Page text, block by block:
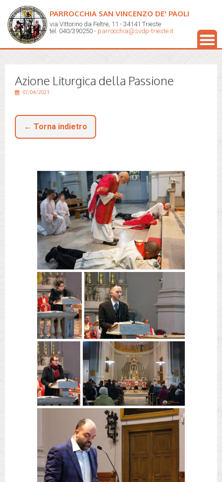
PARROCCHIA SAN VINCENZO DE' PAOLI
via Vittorino da Feltre, 11 - 34141 Trieste
tel. 040/390250 - parrocchia@svdp-trieste.it
Azione Liturgica della Passione
07/04/2023
← Torna indietro